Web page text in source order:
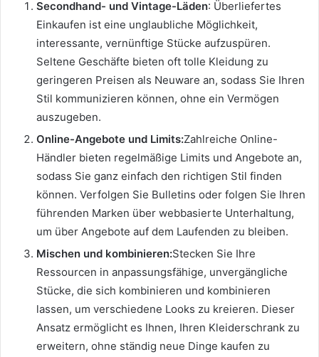
Secondhand- und Vintage-Läden: Überliefertes
Einkaufen ist eine unglaubliche Möglichkeit,
interessante, vernünftige Stücke aufzuspüren.
Seltene Geschäfte bieten oft tolle Kleidung zu
geringeren Preisen als Neuware an, sodass Sie Ihren
Stil kommunizieren können, ohne ein Vermögen
auszugeben.
Online-Angebote und Limits:Zahlreiche Online-
Händler bieten regelmäßige Limits und Angebote an,
sodass Sie ganz einfach den richtigen Stil finden
können. Verfolgen Sie Bulletins oder folgen Sie Ihren
führenden Marken über webbasierte Unterhaltung,
um über Angebote auf dem Laufenden zu bleiben.
Mischen und kombinieren:Stecken Sie Ihre
Ressourcen in anpassungsfähige, unvergängliche
Stücke, die sich kombinieren und kombinieren
lassen, um verschiedene Looks zu kreieren. Dieser
Ansatz ermöglicht es Ihnen, Ihren Kleiderschrank zu
erweitern, ohne ständig neue Dinge kaufen zu